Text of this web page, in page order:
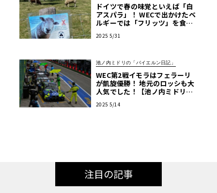
ドイツで春の味覚といえば「白
アスパラ」！ WECで出かけたベ
ルギーでは「フリッツ」を食べ
リのジャーマン日記】
2025 5/31
池ノ内ミドリの「バイエルン日記」
WEC第2戦イモラはフェラーリ
が凱旋優勝！ 地元のロッシも大
人気でした！【池ノ内ミドリの
2025 5/14
注目の記事